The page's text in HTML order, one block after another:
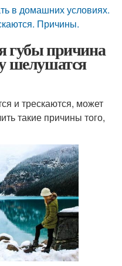
в домашних условиях.
Причины.
губы причина
шелушатся
и трескаются, может
такие причины того,